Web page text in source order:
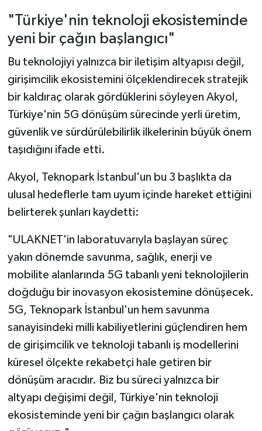
"Türkiye'nin teknoloji ekosisteminde
yeni bir çağın başlangıcı"
Bu teknolojiyi yalnızca bir iletişim altyapısı değil,
girişimcilik ekosistemini ölçeklendirecek stratejik
bir kaldıraç olarak gördüklerini söyleyen Akyol,
Türkiye'nin 5G dönüşüm sürecinde yerli üretim,
güvenlik ve sürdürülebilirlik ilkelerinin büyük önem
taşıdığını ifade etti.
Akyol, Teknopark İstanbul'un bu 3 başlıkta da
ulusal hedeflerle tam uyum içinde hareket ettiğini
belirterek şunları kaydetti:
"ULAKNET'in laboratuvarıyla başlayan süreç
yakın dönemde savunma, sağlık, enerji ve
mobilite alanlarında 5G tabanlı yeni teknolojilerin
doğduğu bir inovasyon ekosistemine dönüşecek.
5G, Teknopark İstanbul'un hem savunma
sanayisindeki milli kabiliyetlerini güçlendiren hem
de girişimcilik ve teknoloji tabanlı iş modellerini
küresel ölçekte rekabetçi hale getiren bir
dönüşüm aracıdır. Biz bu süreci yalnızca bir
altyapı değişimi değil, Türkiye'nin teknoloji
ekosisteminde yeni bir çağın başlangıcı olarak